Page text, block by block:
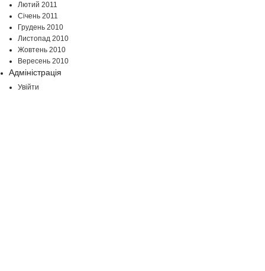
Лютий 2011
Січень 2011
Грудень 2010
Листопад 2010
Жовтень 2010
Вересень 2010
Адміністрація
Увійти